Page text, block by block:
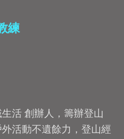
練
活 創辦人，籌辦登山
活動不遺餘力，登山經